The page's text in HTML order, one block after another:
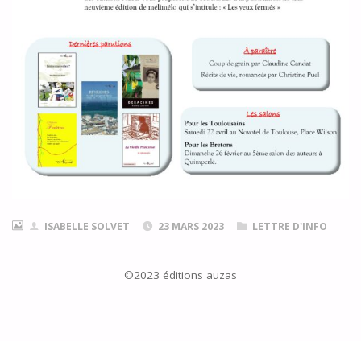
ISABELLE SOLVET 23 MARS 2023 LETTRE D'INFO
©2023 éditions auzas